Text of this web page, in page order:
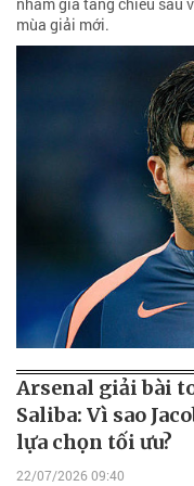
mùa giải mới.
Arsenal giải bài
Saliba: Vì sao
lựa chọn tối ưu?
22/07/2026 09:40